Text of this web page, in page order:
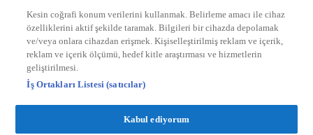
Kesin coğrafi konum verilerini kullanmak. Belirleme amacı ile cihaz
özelliklerini aktif şekilde taramak. Bilgileri bir cihazda depolamak
ve/veya onlara cihazdan erişmek. Kişiselleştirilmiş reklam ve içerik,
reklam ve içerik ölçümü, hedef kitle araştırması ve hizmetlerin
geliştirilmesi.
İş Ortakları Listesi (satıcılar)
Kabul ediyorum